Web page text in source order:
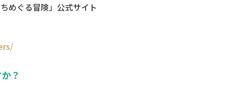
めぐる冒険」公式サイト
？